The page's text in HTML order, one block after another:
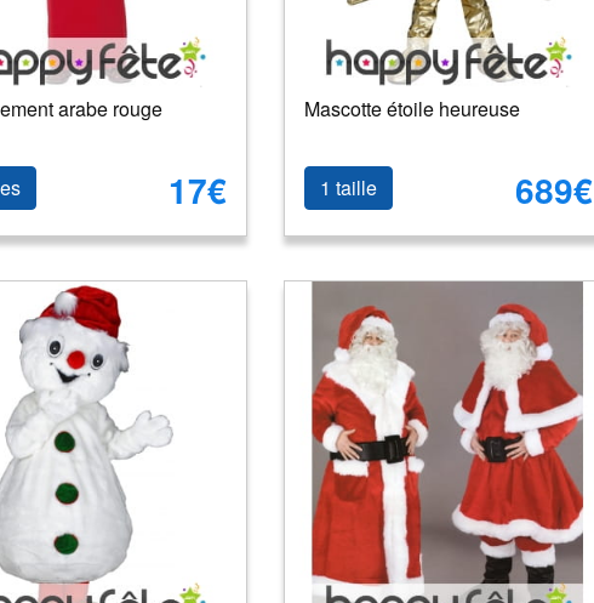
arabe rouge
17€
Mascotte étoile heureuse
1 taille 689€